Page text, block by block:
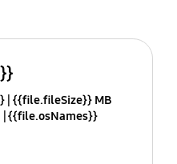
{{file.fileSize}} MB
{{file.osNames}}